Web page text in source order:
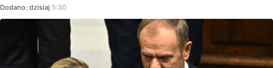
Dodano: dzisiaj 5:30